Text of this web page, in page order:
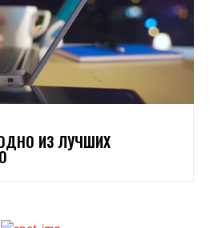
ИЗ ЛУЧШИХ